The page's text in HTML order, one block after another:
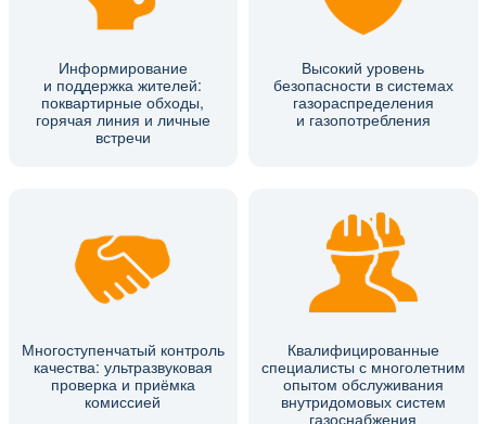
Информирование
и поддержка жителей:
поквартирные обходы,
горячая линия и личные
встречи
Высокий уровень
безопасности в системах
газораспределения
и газопотребления
Многоступенчатый контроль
качества: ультразвуковая
проверка и приёмка
комиссией
Квалифицированные
специалисты с многолетним
опытом обслуживания
внутридомовых систем
газоснабжения